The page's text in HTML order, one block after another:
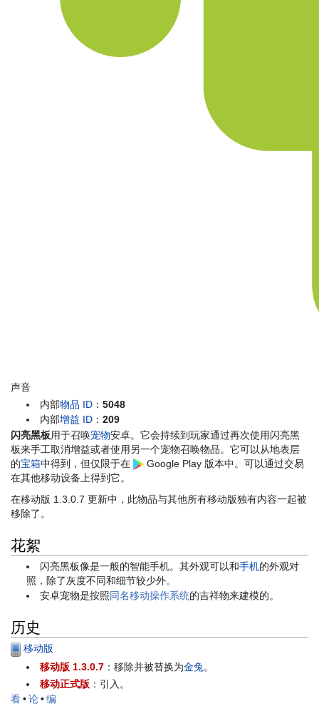
声音
内部物品 ID ：5048
内部增益 ID ：209
闪亮黑板用于召唤宠物安卓。它会持续到玩家通过再次使用闪亮黑
板来手工取消增益或者使用另一个宠物召唤物品。它可以从地表层
的宝箱中得到，但仅限于在
Google Play 版本中。可以通过交易
在其他移动设备上得到它。
在移动版 1.3.0.7 更新中，此物品与其他所有移动版独有内容一起被
移除了。
花絮
闪亮黑板像是一般的智能手机。其外观可以和手机的外观对
照，除了灰度不同和细节较少外。
安卓宠物是按照同名移动操作系统的吉祥物来建模的。
历史
移动版
移动版 1.3.0.7 ：移除并被替换为金兔 。
移动正式版 ：引入。
看•论•编